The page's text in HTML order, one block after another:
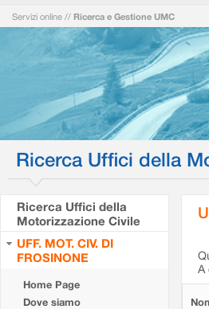
Servizi online // Ricerca e Gestione UMC
Ricerca Uffici della
Ricerca Uffici della
Motorizzazione Civile
UFF. MOT. CIV. DI
FROSINONE
Home Page
Dove siamo
A